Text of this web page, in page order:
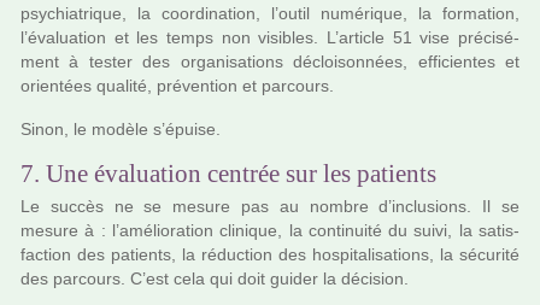
psy­chia­tri­que, la coor­di­na­tion, l’outil numé­ri­que, la for­ma­tion,
l’évaluation et les temps non visi­bles. L’arti­cle 51 vise pré­ci­sé­
ment à tester des orga­ni­sa­tions décloi­son­nées, effi­cien­tes et
orien­tées qua­lité, pré­ven­tion et par­cours.
Sinon, le modèle s’épuise.
7. Une évaluation centrée sur les patients
Le succès ne se mesure pas au nombre d’inclu­sions. Il se
mesure à : l’amé­lio­ra­tion cli­ni­que, la conti­nuité du suivi, la satis­
fac­tion des patients, la réduc­tion des hos­pi­ta­li­sa­tions, la sécu­rité
des par­cours. C’est cela qui doit guider la déci­sion.